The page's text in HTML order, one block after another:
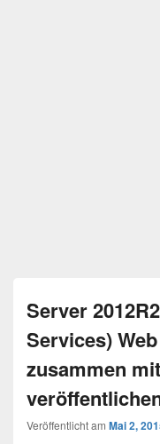
Server
Services)
zusammen
Veröffentlicht am Mai 2,